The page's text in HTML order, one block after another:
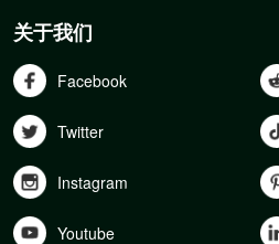
关于我们
Facebook
Twitter
Instagram
Youtube